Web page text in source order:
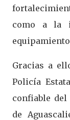
como a la
Gracias a
Policía
confiable del
de